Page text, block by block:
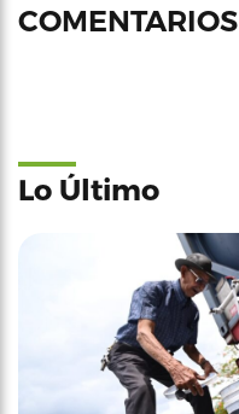
COMENTARIOS
Lo Último